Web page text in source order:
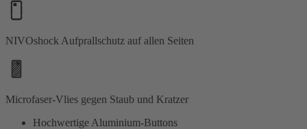
NIVOshock Aufprallschutz auf allen Seiten
Microfaser-Vlies gegen Staub und Kratzer
Hochwertige Aluminium-Buttons